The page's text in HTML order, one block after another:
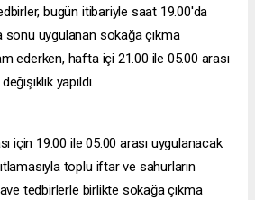
bugün itibariyle saat 19.00'da
uygulanan sokağa çıkma
ederken, hafta içi 21.00 ile 05.00 arası
yapıldı.
için 19.00 ile 05.00 arası uygulanacak
toplu iftar ve sahurların
tedbirlerle birlikte sokağa çıkma